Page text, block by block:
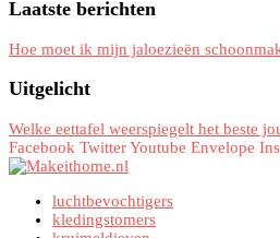
Laatste berichten
Hoe moet ik mijn jaloezieën
Uitgelicht
Welke eettafel weerspiegelt het beste
Facebook TwitterYoutube Envelope
luchtbevochtigers
kledingstomers